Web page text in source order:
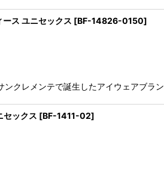
ス ユニセックス [BF-14826-0150]
クレメンテで誕生したアイウェアブラ
セックス [BF-1411-02]